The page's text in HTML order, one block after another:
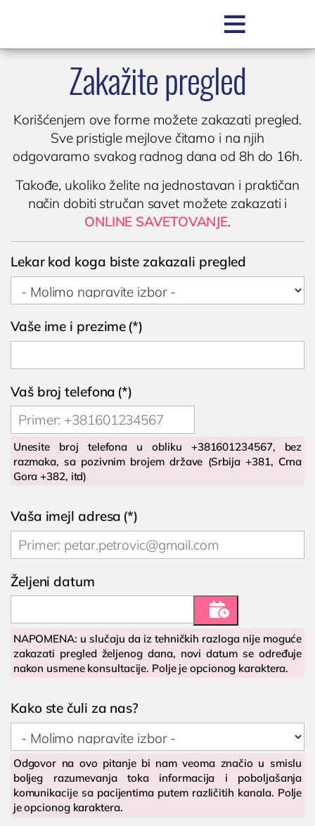

POLIKLINIKA BOCOKIĆ
O nama
Zakažite pregled
Zakažite uslugu / testiranje
Cenovnik
Lokacija
Tim doktora
AKTIVNOSTI
Novosti i obaveštenja
Blog
UROLOGIJA
Dijagnostika i lečenje polno prenosivih
oboljenja
Lečenje prostate
Postavljanje, skidanje i zamena katetera u
Nišu
Ispitivanje uzroka neplodnosti i spermogram
Operacija fimoze
Kondilomi, dijagnostika i lečenje
IMUNOLOGIJA
Pregled imunologa
Dijagnostika alergija
Ispitivanje oslabljenog imuniteta
Tromesečna transformacija: Od hronične

Dodirnite za poziv
Poliklinika i laboratorija
Bocokić Niš
(018) 572-795
Zakažite pregled
Korišćenjem ove forme možete zakazati pregled.
Sve pristigle mejlove čitamo i na njih
odgovaramo svakog radnog dana od 8h do 16h.
Takođe, ukoliko želite na jednostavan i praktičan
način dobiti stručan savet možete zakazati i
ONLINE SAVETOVANJE.
Lekar kod koga biste zakazali pregled
Vaše ime i prezime (*)
Vaš broj telefona (*)
Unesite broj telefona u obliku +381601234567, bez
razmaka, sa pozivnim brojem države (Srbija +381, Crna
Gora +382, itd)
Vaša imejl adresa (*)
Željeni datum

NAPOMENA: u slučaju da iz tehničkih razloga nije moguće
zakazati pregled željenog dana, novi datum se određuje
nakon usmene konsultacije. Polje je opcionog karaktera.
Kako ste čuli za nas?
Odgovor na ovo pitanje bi nam veoma značio u smislu
boljeg razumevanja toka informacija i poboljašanja
komunikacije sa pacijentima putem različitih kanala. Polje
je opcionog karaktera.